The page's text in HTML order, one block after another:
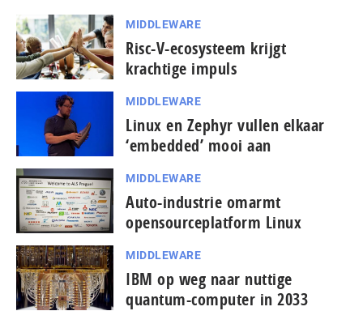
MIDDLEWARE
Risc-V-ecosysteem krijgt
krachtige impuls
MIDDLEWARE
Linux en Zephyr vullen elkaar
‘embedded’ mooi aan
MIDDLEWARE
Auto-industrie omarmt
opensourceplatform Linux
MIDDLEWARE
IBM op weg naar nuttige
quantum-computer in 2033